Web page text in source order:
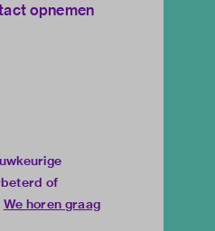
opnemen
of
We horen graag